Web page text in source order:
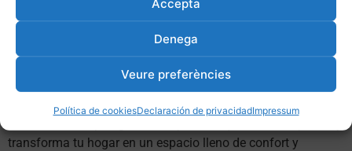
Accepta
Denega
Veure preferències
Política de cookiesDeclaración de privacidadImpressum
Para inspirarte y encontrar los muebles de madera perfectos
para tu hogar, visita nuestros enlaces:
**1. [Muebles Joani i Mari](moblesjoanimari.com)**
moblesjoanimari.com/menjadors)**
**3. [Habitacio Matrimoni](
moblesjoanimari.com/habitacio-
matrimoni)**
transforma tu hogar en un espacio lleno de confort y